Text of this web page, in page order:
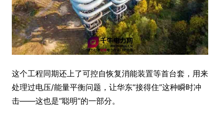
这个工程同期还上了可控自恢复消能装置等首台套，用来
处理过电压/能量平衡问题，让华东“接得住”这种瞬时冲
击——这也是“聪明”的一部分。